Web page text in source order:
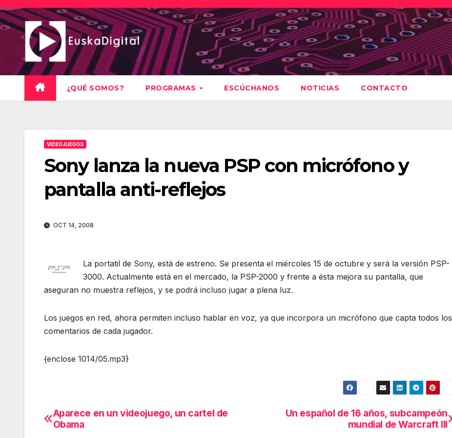
Saltar
al
contenido
¿QUÉ SOMOS? PROGRAMAS ESCÚCHANOS NOTICIAS CONTACTO
VIDEOJUEGOS
Sony lanza la nueva PSP con micrófono y
pantalla anti-reflejos
OCT 14, 2008
La portatil de Sony, está de estreno. Se presenta el miércoles 15 de octubre y será la versión PSP-
3000. Actualmente está en el mercado, la PSP-2000 y frente a ésta mejora su pantalla, que
aseguran no muestra reflejos, y se podrá incluso jugar a plena luz.
Los juegos en red, ahora permiten incluso hablar en voz, ya que incorpora un micrófono que capta todos los
comentarios de cada jugador.
{enclose 1014/05.mp3}
Navegación
Un español de 16 años, subcampeón
mundial de Warcraft III
Aparece en un videojuego, un cartel de
Obama